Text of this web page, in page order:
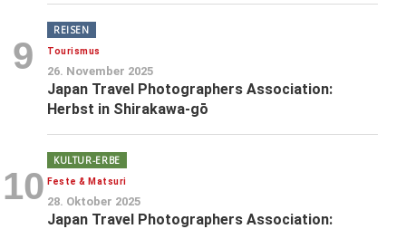
9
REISEN
Tourismus
26. November 2025
Japan Travel Photographers Association:
Herbst in Shirakawa-gō
10
KULTUR-ERBE
Feste & Matsuri
28. Oktober 2025
Japan Travel Photographers Association: